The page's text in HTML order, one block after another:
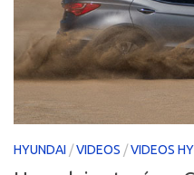
HYUNDAI /VIDEOS /VIDEOS